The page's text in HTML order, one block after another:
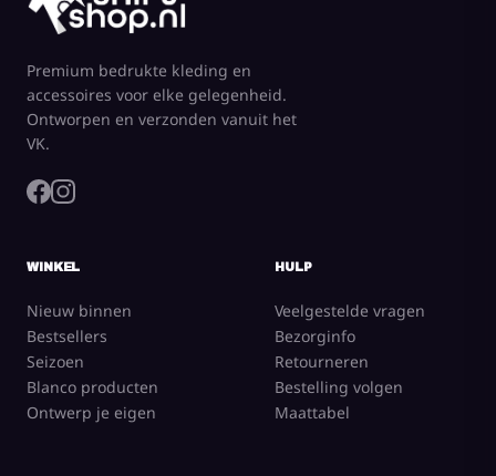
Premium bedrukte kleding en
accessoires voor elke gelegenheid.
Ontworpen en verzonden vanuit het
VK.
WINKEL
Nieuw binnen
Bestsellers
Seizoen
Blanco producten
Ontwerp je eigen
HULP
Veelgestelde vragen
Bezorginfo
Retourneren
Bestelling volgen
Maattabel